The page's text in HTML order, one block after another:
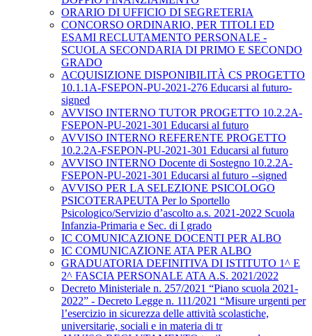
ORARIO DI UFFICIO DI SEGRETERIA
CONCORSO ORDINARIO, PER TITOLI ED
ESAMI RECLUTAMENTO PERSONALE -
SCUOLA SECONDARIA DI PRIMO E SECONDO
GRADO
ACQUISIZIONE DISPONIBILITÀ CS PROGETTO
10.1.1A-FSEPON-PU-2021-276 Educarsi al futuro-
signed
AVVISO INTERNO TUTOR PROGETTO 10.2.2A-
FSEPON-PU-2021-301 Educarsi al futuro
AVVISO INTERNO REFERENTE PROGETTO
10.2.2A-FSEPON-PU-2021-301 Educarsi al futuro
AVVISO INTERNO Docente di Sostegno 10.2.2A-
FSEPON-PU-2021-301 Educarsi al futuro --signed
AVVISO PER LA SELEZIONE PSICOLOGO
PSICOTERAPEUTA Per lo Sportello
Psicologico/Servizio d’ascolto a.s. 2021-2022 Scuola
Infanzia-Primaria e Sec. di I grado
IC COMUNICAZIONE DOCENTI PER ALBO
IC COMUNICAZIONE ATA PER ALBO
GRADUATORIA DEFINITIVA DI ISTITUTO 1^ E
2^ FASCIA PERSONALE ATA A.S. 2021/2022
Decreto Ministeriale n. 257/2021 “Piano scuola 2021-
2022” - Decreto Legge n. 111/2021 “Misure urgenti per
l’esercizio in sicurezza delle attività scolastiche,
universitarie, sociali e in materia di tr